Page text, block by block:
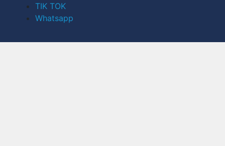
TIK TOK
Whatsapp